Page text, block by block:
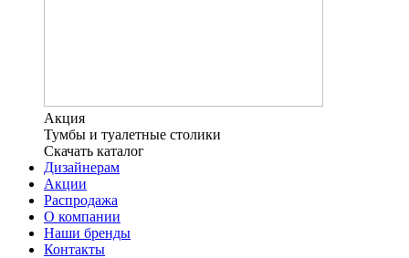
Акция
Тумбы и туалетные столики
Скачать каталог
Дизайнерам
Акции
Распродажа
О компании
Наши бренды
Контакты